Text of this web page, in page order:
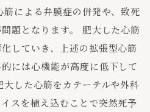
による弁膜症の併発や、致死
題となります。 肥大した心筋
していき、上述の拡張型心筋
には心機能が高度に低下して
した心筋をカテーテルや外科
スを植え込むことで突然死予